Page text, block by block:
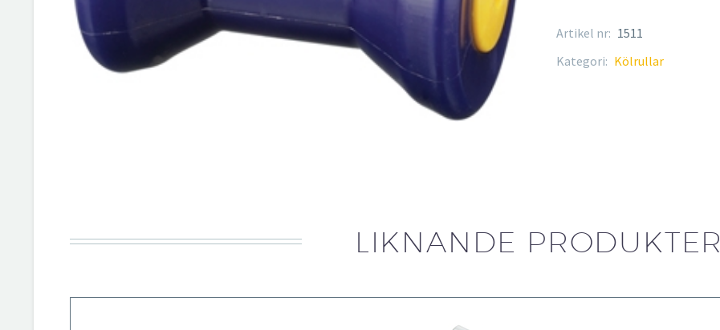
Artikel nr: 1511
Kategori: Kölrullar
LIKNANDE PRODUKTER